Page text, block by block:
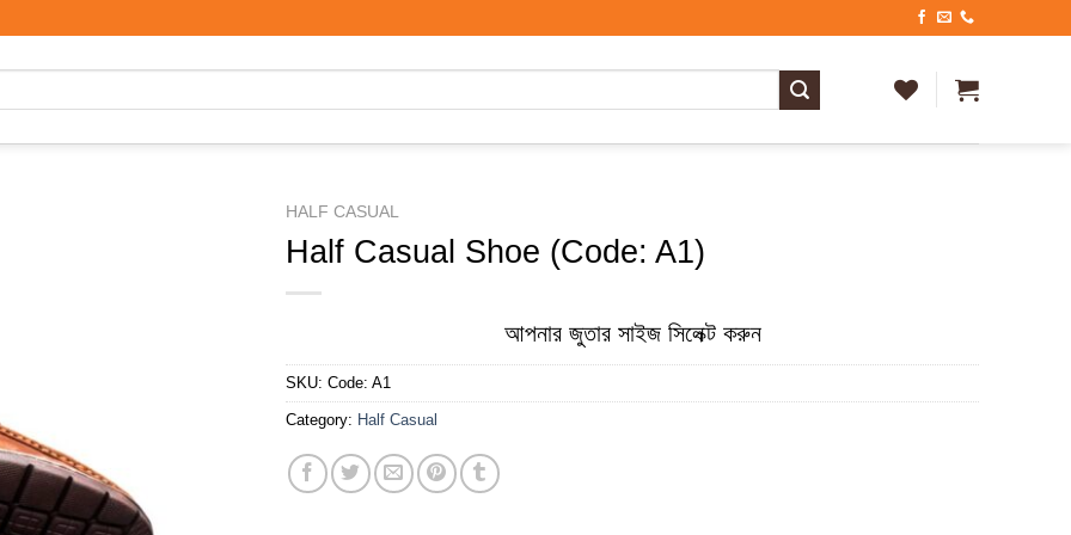
HALF CASUAL
Half Casual Shoe (Code: A1)
আপনার জুতার সাইজ সিলেক্ট করুন
SKU: Code: A1
Category: Half Casual